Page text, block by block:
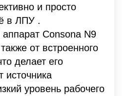
и просто
в ЛПУ .
аппарат Consona N9
от встроенного
делает его
источника
уровень рабочего